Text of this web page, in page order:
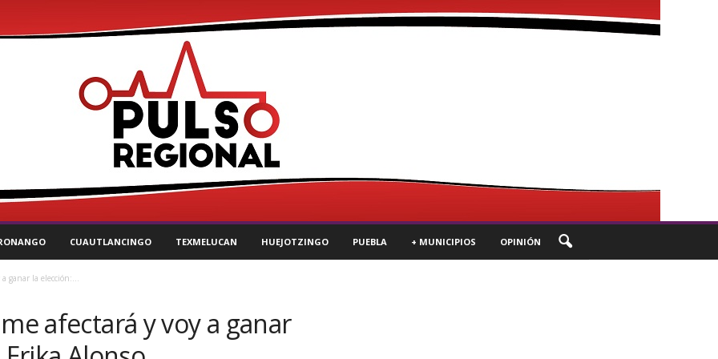
CUAUTLANCINGO TEXMELUCAN HUEJOTZINGO PUEBLA + MUNICIPIOS OPINIÓN
ganar la elección:...
afectará y voy a ganar